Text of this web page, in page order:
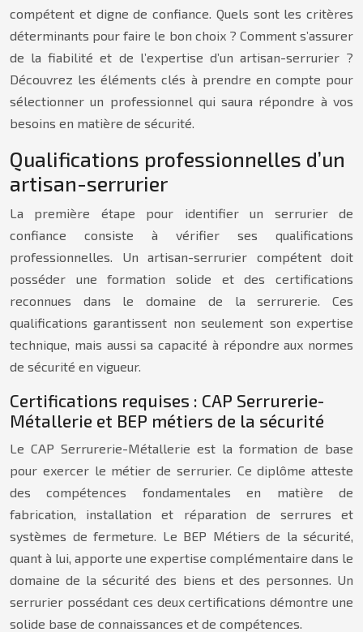
compétent et digne de confiance. Quels sont les critères
déterminants pour faire le bon choix ? Comment s’assurer
de la fiabilité et de l’expertise d’un artisan-serrurier ?
Découvrez les éléments clés à prendre en compte pour
sélectionner un professionnel qui saura répondre à vos
besoins en matière de sécurité.
Qualifications professionnelles d’un
artisan-serrurier
La première étape pour identifier un serrurier de
confiance consiste à vérifier ses qualifications
professionnelles. Un artisan-serrurier compétent doit
posséder une formation solide et des certifications
reconnues dans le domaine de la serrurerie. Ces
qualifications garantissent non seulement son expertise
technique, mais aussi sa capacité à répondre aux normes
de sécurité en vigueur.
Certifications requises : CAP Serrurerie-
Métallerie et BEP métiers de la sécurité
Le CAP Serrurerie-Métallerie est la formation de base
pour exercer le métier de serrurier. Ce diplôme atteste
des compétences fondamentales en matière de
fabrication, installation et réparation de serrures et
systèmes de fermeture. Le BEP Métiers de la sécurité,
quant à lui, apporte une expertise complémentaire dans le
domaine de la sécurité des biens et des personnes. Un
serrurier possédant ces deux certifications démontre une
solide base de connaissances et de compétences.